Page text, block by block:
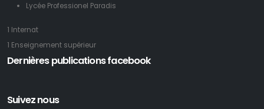
Lycée Professionel Paradis
1 Internat
1 Enseignement supérieur
Dernières publications facebook
Suivez nous